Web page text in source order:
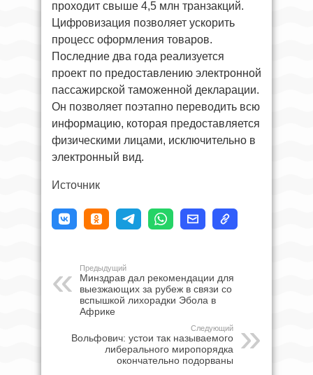
проходит свыше 4,5 млн транзакций.
Цифровизация позволяет ускорить
процесс оформления товаров.
Последние два года реализуется
проект по предоставлению электронной
пассажирской таможенной декларации.
Он позволяет поэтапно переводить всю
информацию, которая предоставляется
физическими лицами, исключительно в
электронный вид.
Источник
Предыдущий
Минздрав дал рекомендации для
выезжающих за рубеж в связи со
вспышкой лихорадки Эбола в
Африке
Следующий
Вольфович: устои так называемого
либерального миропорядка
окончательно подорваны